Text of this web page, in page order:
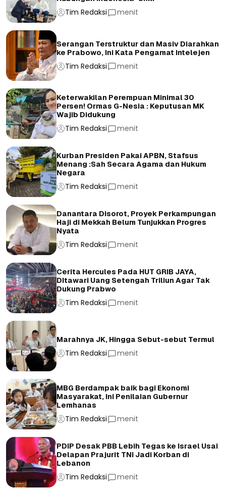
Tim Redaksi menit
Serangan Terstruktur dan Masiv Diarahkan
ke Prabowo, Ini Kata Pengamat Intelejen
Tim Redaksi menit
Keterwakilan Perempuan Minimal 30
Persen! Ormas G-Nesia : Keputusan MK
Wajib Didukung
Tim Redaksi menit
Kurban Presiden Pakai APBN, Stafsus
Menang :Sah Secara Agama dan Hukum
Negara
Tim Redaksi menit
Danantara Disorot, Proyek Perkampungan
Haji di Mekkah Belum Tunjukkan Progres
Nyata
Tim Redaksi menit
Cerita Hercules Pada HUT GRIB JAYA,
DItawari Uang Setengah Triliun Agar Tak
Dukung Prabwo
Tim Redaksi menit
Marahnya JK, Hingga Sebut-sebut Termul
Tim Redaksi menit
MBG Berdampak baik bagi Ekonomi
Masyarakat, Ini Penilaian Gubernur
Lemhanas
Tim Redaksi menit
PDIP Desak PBB Lebih Tegas ke Israel Usai
Delapan Prajurit TNI Jadi Korban di
Lebanon
Tim Redaksi menit